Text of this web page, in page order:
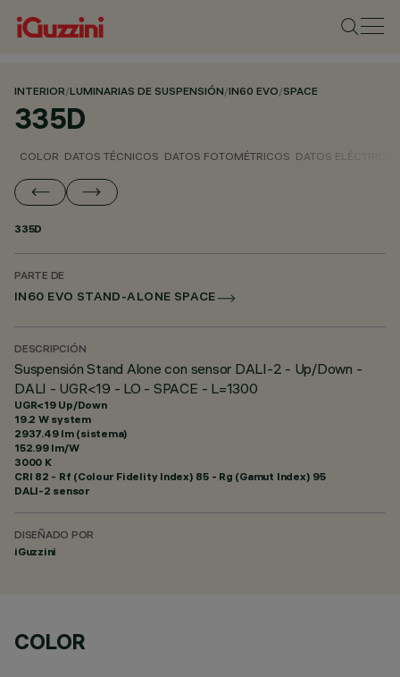
INTERIOR/LUMINARIAS DE SUSPENSIÓN/IN60 EVO/SPACE
335D
COLOR DATOS TÉCNICOS DATOS FOTOMÉTRICOS DATOS
335D
PARTE DE
IN60 EVO STAND-ALONE SPACE
DESCRIPCIÓN
Suspensión Stand Alone con sensor DALI-2 - Up/Down -
DALI - UGR<19 - LO - SPACE - L=1300
UGR<19 Up/Down
19.2 W system
2937.49 lm (sistema)
152.99 lm/W
3000 K
CRI 82 - Rf (Colour Fidelity Index) 85 - Rg (Gamut Index) 95
DALI-2 sensor
DISEÑADO POR
iGuzzini
COLOR